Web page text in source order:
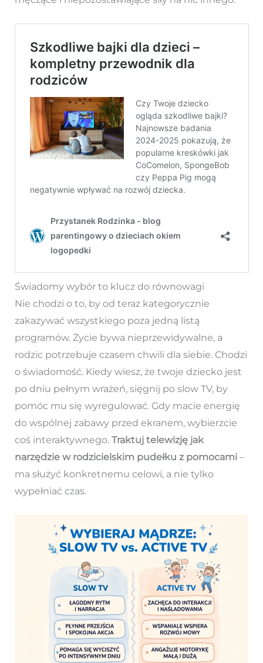
Świadomy wybór to klucz do równowagi
Nie chodzi o to, by od teraz kategorycznie
zakazywać wszystkiego poza jedną listą
programów. Życie bywa nieprzewidywalne, a
rodzic potrzebuje czasem chwili dla siebie. Chodzi
o świadomość. Kiedy wiesz, że twoje dziecko jest
po dniu pełnym wrażeń, sięgnij po slow TV, by
pomóc mu się wyregulować. Gdy macie energię
do wspólnej zabawy przed ekranem, wybierzcie
coś interaktywnego. Traktuj telewizję jak
narzędzie w rodzicielskim pudełku z pomocami–
ma służyć konkretnemu celowi, a nie tylko
wypełniać czas.